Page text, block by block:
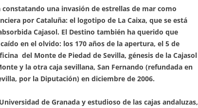
una invasión de estrellas de mar como
por Cataluña: el logotipo de La Caixa, que se está
Cajasol. El Destino también ha querido que
en el olvido: los 170 años de la apertura, el 5 de
del Monte de Piedad de Sevilla, génesis de la Cajasol
y la otra caja sevillana, San Fernando (refundada en
por la Diputación) en diciembre de 2006.
de Granada y estudioso de las cajas andaluzas,